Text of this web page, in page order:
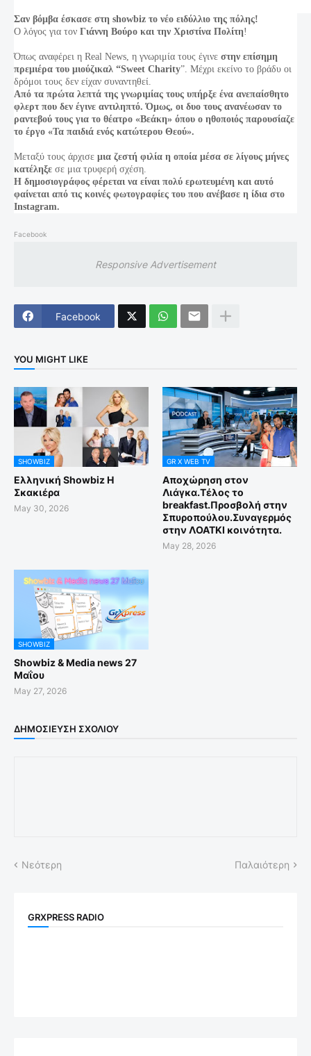
Σαν βόμβα έσκασε στη showbiz το νέο ειδύλλιο της πόλης!
Ο λόγος για τον Γιάννη Βούρο και την Χριστίνα Πολίτη!
Όπως αναφέρει η Real News, η γνωριμία τους έγινε στην επίσημη
πρεμιέρα του μιούζικαλ “Sweet Charity”. Mέχρι εκείνο το βράδυ οι
δρόμοι τους δεν είχαν συναντηθεί.
Από τα πρώτα λεπτά της γνωριμίας τους υπήρξε ένα ανεπαίσθητο
φλερτ που δεν έγινε αντιληπτό. Όμως, οι δυο τους ανανέωσαν το
ραντεβού τους για το θέατρο «Βεάκη» όπου ο ηθοποιός παρουσίαζε
το έργο «Τα παιδιά ενός κατώτερου Θεού».
Μεταξύ τους άρχισε μια ζεστή φιλία η οποία μέσα σε λίγους μήνες
κατέληξε σε μια τρυφερή σχέση.
Η δημοσιογράφος φέρεται να είναι πολύ ερωτευμένη και αυτό
φαίνεται από τις κοινές φωτογραφίες του που ανέβασε η ίδια στο
Instagram.
Facebook
Responsive Advertisement
Facebook
YOU MIGHT LIKE
SHOWBIZ
Ελληνική Showbiz Η
Σκακιέρα
May 30, 2026
GR X WEB TV
Αποχώρηση στον
Λιάγκα.Τέλος το
breakfast.Προσβολή στην
Σπυροπούλου.Συναγερμός
στην ΛΟΑΤΚΙ κοινότητα.
May 28, 2026
SHOWBIZ
Showbiz & Media news 27
Μαΐου
May 27, 2026
ΔΗΜΟΣΊΕΥΣΗ ΣΧΟΛΊΟΥ
Νεότερη Παλαιότερη
GRXPRESS RADIO